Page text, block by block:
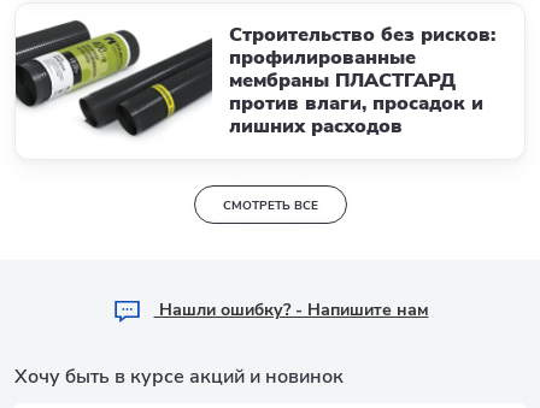
Строительство без рисков:
профилированные
мембраны ПЛАСТГАРД
против влаги, просадок и
лишних расходов
СМОТРЕТЬ ВСЕ
Hашли ошибку? - Напишите нам
Хочу быть в курсе акций и новинок